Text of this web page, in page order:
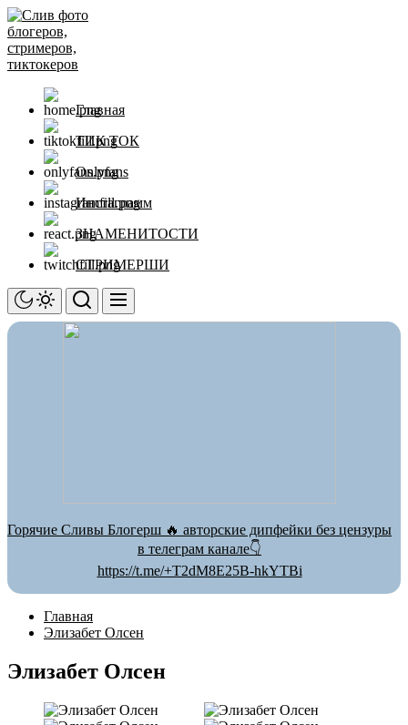
Перейти
к
содержимому
Главная
ТИК ТОК
Onlyfans
Инстаграмм
ЗНАМЕНИТОСТИ
СТРИМЕРШИ
Горячие Сливы Блогерш 🔥 авторские дипфейки без цензуры
в телеграм канале👇
https://t.me/+T2dM8E25B-hkYTBi
Главная
Элизабет Олсен
Элизабет Олсен